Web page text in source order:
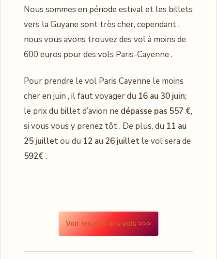
Nous sommes en période estival et les billets
vers la Guyane sont très cher, cependant ,
nous vous avons trouvez des vol à moins de
600 euros pour des vols Paris-Cayenne .
Pour prendre le vol Paris Cayenne le moins
cher en juin , il faut voyager du 16 au 30 juin;
le prix du billet d’avion ne dépasse pas 557 €,
si vous vous y prenez tôt . De plus, du 11 au
25 juilletou du 12 au 26 juillet le vol sera de
592€.
Voir les prix des vols >>>